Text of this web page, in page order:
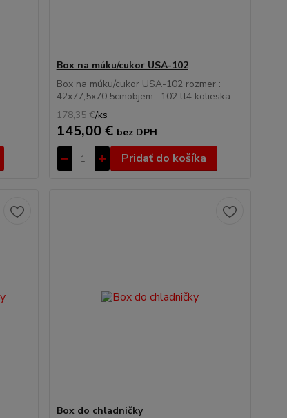
Box na múku/cukor USA-102
Box na múku/cukor USA-102 rozmer :
42x77,5x70,5cmobjem : 102 lt4 kolieska
178,35 €/ks
145,00 € bez DPH
Pridať do košíka
Box do chladničky